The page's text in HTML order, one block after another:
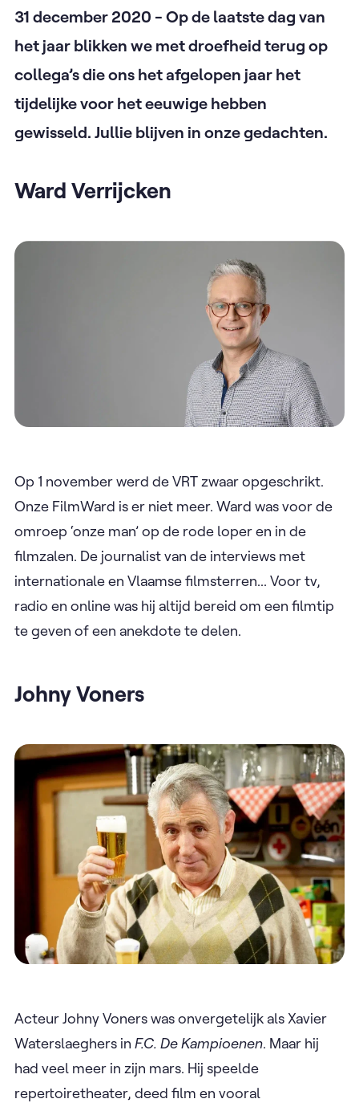
31 december 2020 - Op de laatste dag van
het jaar blikken we met droefheid terug op
collega’s die ons het afgelopen jaar het
tijdelijke voor het eeuwige hebben
gewisseld. Jullie blijven in onze gedachten.
Ward Verrijcken
Op 1 november werd de VRT zwaar opgeschrikt.
Onze FilmWard is er niet meer. Ward was voor de
omroep ‘onze man’ op de rode loper en in de
filmzalen. De journalist van de interviews met
internationale en Vlaamse filmsterren... Voor tv,
radio en online was hij altijd bereid om een filmtip
te geven of een anekdote te delen.
Johny Voners
Acteur Johny Voners was onvergetelijk als Xavier
Waterslaeghers in F.C. De Kampioenen. Maar hij
had veel meer in zijn mars. Hij speelde
repertoiretheater, deed film en vooral